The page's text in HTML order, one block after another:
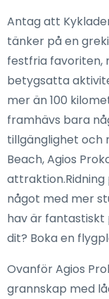
Antag att
tänker på en
festfria favoriten,
betygsatta
mer än 100
framhävs bara
tillgänglighet och
Beach, Agios
något med mer
hav är fantastiskt
dit? Boka en
Ovanför Agios
grannskap med